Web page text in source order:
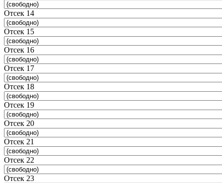
Отсек 14
Отсек 15
Отсек 16
Отсек 17
Отсек 18
Отсек 19
Отсек 20
Отсек 21
Отсек 22
Отсек 23